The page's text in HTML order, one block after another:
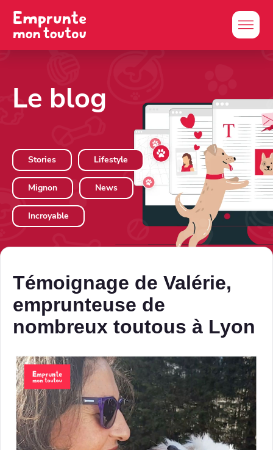
Le blog
Stories Lifestyle
Mignon News
Incroyable
Témoignage de Valérie,
emprunteuse de
nombreux toutous à Lyon